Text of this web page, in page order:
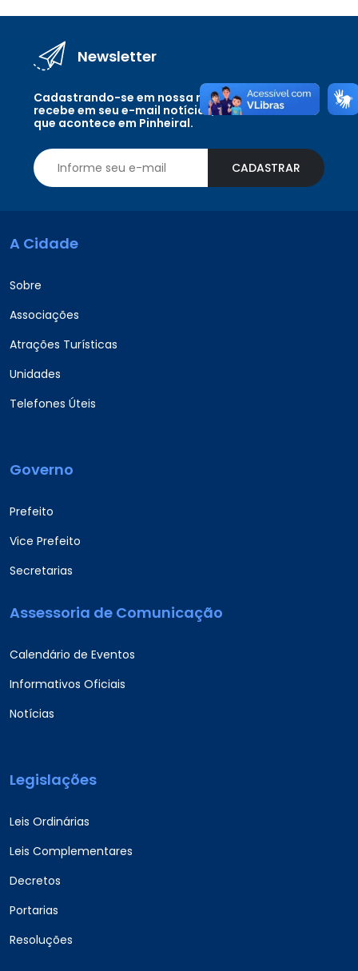
Newsletter
Cadastrando-se em nossa newsletter você
recebe em seu e-mail notícias, eventos e tudo
que acontece em Pinheiral.
CADASTRAR
A Cidade
Sobre
Associações
Atrações Turísticas
Unidades
Telefones Úteis
Governo
Prefeito
Vice Prefeito
Secretarias
Assessoria de Comunicação
Calendário de Eventos
Informativos Oficiais
Notícias
Legislações
Leis Ordinárias
Leis Complementares
Decretos
Portarias
Resoluções